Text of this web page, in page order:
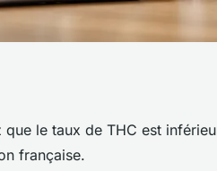
que le taux de THC est
française.